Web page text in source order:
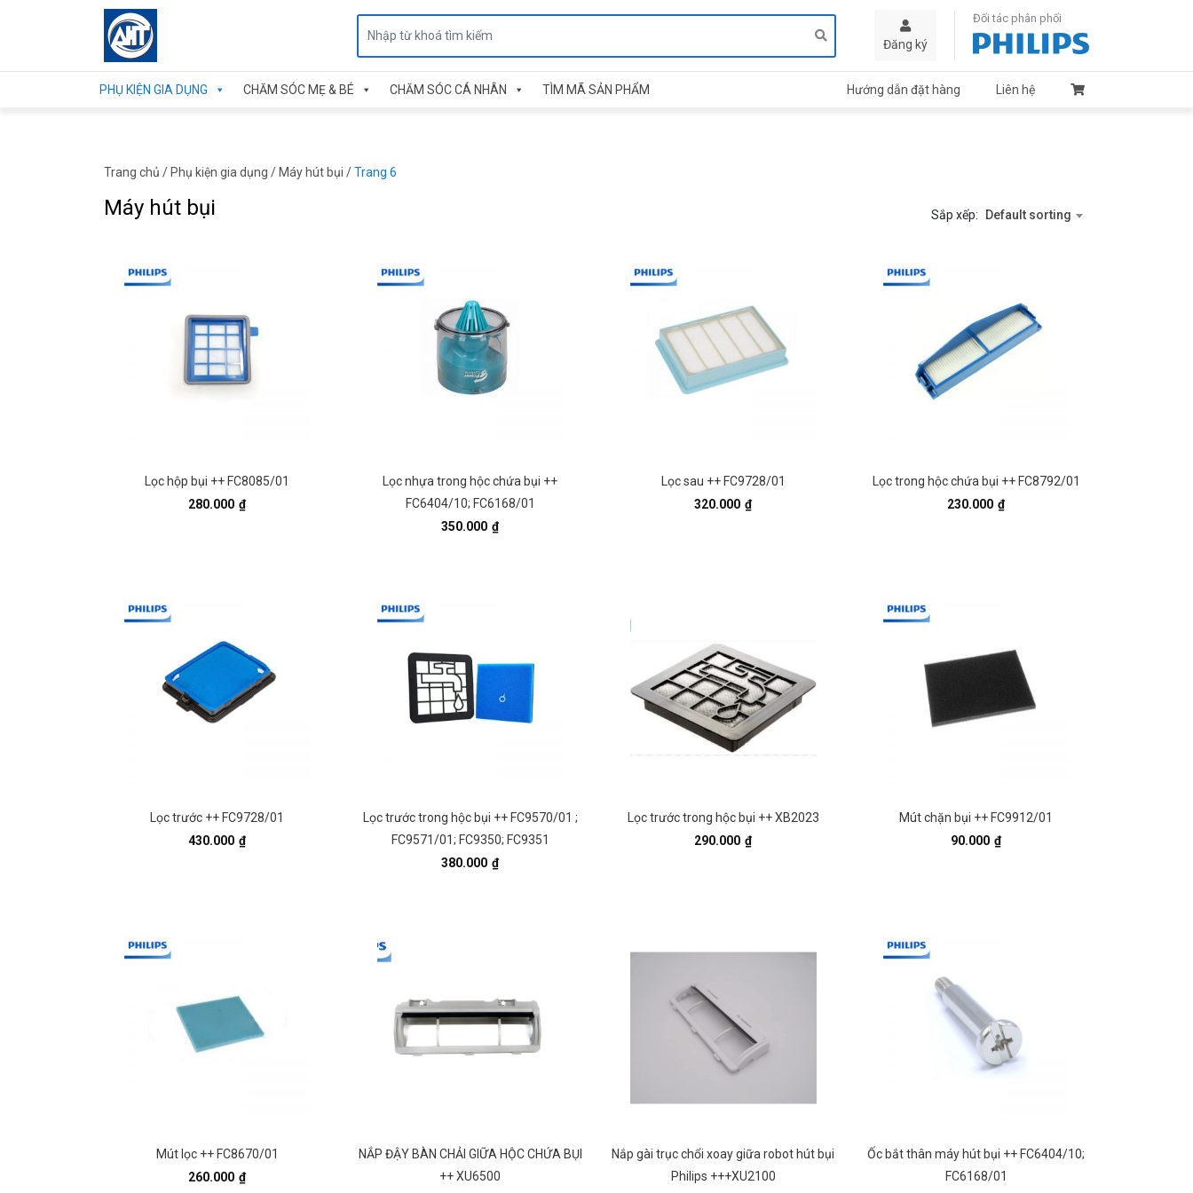
Đăng ký
Đối tác phân phối
PHỤ KIỆN GIA DỤNG CHĂM SÓC MẸ & BÉ CHĂM SÓC CÁ NHÂN TÌM MÃ SẢN PHẨM Hướng dẫn đặt hàng Liên hệ
Trang chủ / Phụ kiện gia dụng / Máy hút bụi /Trang 6
Máy hút bụi Sắp xếp: Default sorting
Lọc hộp bụi ++ FC8085/01
280.000 ₫
Lọc nhựa trong hộc chứa bụi ++
FC6404/10; FC6168/01
350.000 ₫
Lọc sau ++ FC9728/01
320.000 ₫
Lọc trong hộc chứa bụi ++ FC8792/01
230.000 ₫
Lọc trước ++ FC9728/01
430.000 ₫
Lọc trước trong hộc bụi ++ FC9570/01 ;
FC9571/01; FC9350; FC9351
380.000 ₫
Lọc trước trong hộc bụi ++ XB2023
290.000 ₫
Mút chặn bụi ++ FC9912/01
90.000 ₫
Mút lọc ++ FC8670/01
260.000 ₫
NẮP ĐẬY BÀN CHẢI GIỮA HỘC CHỨA BỤI
++ XU6500
Nắp gài trục chổi xoay giữa robot hút bụi
Philips +++XU2100
Ốc bắt thân máy hút bụi ++ FC6404/10;
FC6168/01